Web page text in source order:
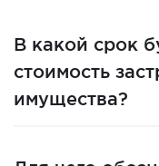
В какой срок
стоимость
имущества?